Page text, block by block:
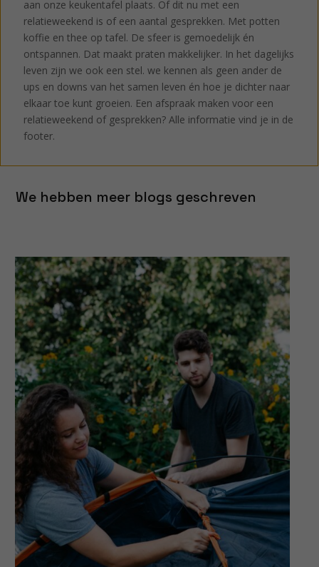
aan onze keukentafel plaats. Of dit nu met een
relatieweekend is of een aantal gesprekken. Met potten
koffie en thee op tafel. De sfeer is gemoedelijk én
ontspannen. Dat maakt praten makkelijker. In het dagelijks
leven zijn we ook een stel. we kennen als geen ander de
ups en downs van het samen leven én hoe je dichter naar
elkaar toe kunt groeien. Een afspraak maken voor een
relatieweekend of gesprekken? Alle informatie vind je in de
footer.
We hebben meer blogs geschreven